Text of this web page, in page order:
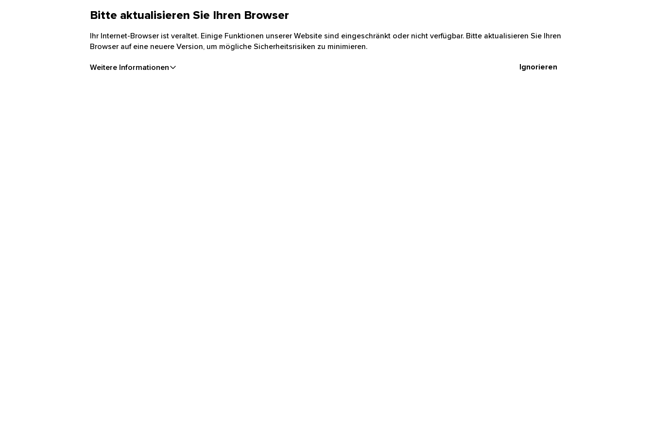
Bitte aktualisieren Sie Ihren Browser
Ihr Internet-Browser ist veraltet. Einige Funktionen unserer Website sind eingeschränkt oder nicht verfügbar. Bitte aktualisieren Sie Ihren
Browser auf eine neuere Version, um mögliche Sicherheitsrisiken zu minimieren.
Weitere Informationen Ignorieren